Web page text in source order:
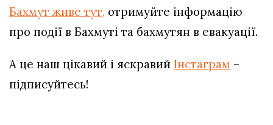
Бахмут живе тут, отримуйте інформацію
про події в Бахмуті та бахмутян в евакуації.
А це наш цікавий і яскравий Інстаграм –
підписуйтесь!